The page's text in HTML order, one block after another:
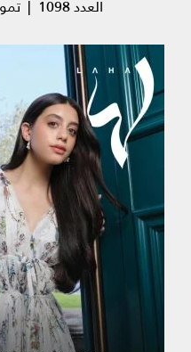
العدد 1098 | تموز 2026